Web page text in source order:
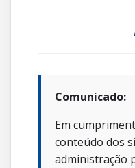
Comunicado:
Em
conteúdo dos
administração